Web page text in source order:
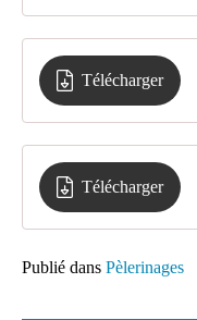
Télécharger
Télécharger
Publié dans Pèlerinages